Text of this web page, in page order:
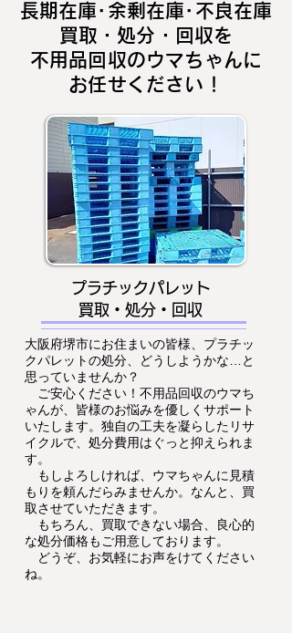
長期在庫･余剰在庫･不良在庫
買取・処分・回収を
不用品回収のウマちゃんに
お任せください！
プラチックパレット
買取・処分・回収
大阪府堺市にお住まいの皆様、プラチッ
クパレットの処分、どうしようかな…と
思っていませんか？
ご安心ください！不用品回収のウマち
ゃんが、皆様のお悩みを優しくサポート
いたします。独自の工夫を凝らしたリサ
イクルで、処分費用はぐっと抑えられま
す。
もしよろしければ、ウマちゃんに見積
もりを頼んだらみませんか。なんと、買
取させていただきます。
もちろん、買取できない場合、良心的
な処分価格もご用意しております。
どうぞ、お気軽にお声をけてください
ね。